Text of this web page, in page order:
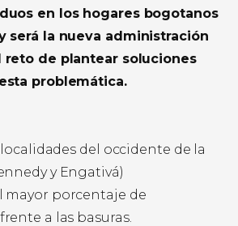
en los hogares bogotanos
será la nueva administración
reto de plantear soluciones
problemática.
del occidente de la
y Engativá)
mayor porcentaje de
a las basuras.